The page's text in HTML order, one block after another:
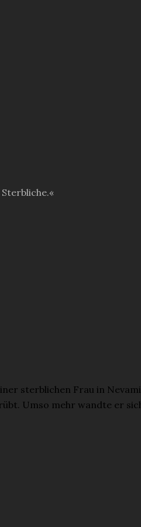
sterblichen Frau in
Umso mehr wandte er